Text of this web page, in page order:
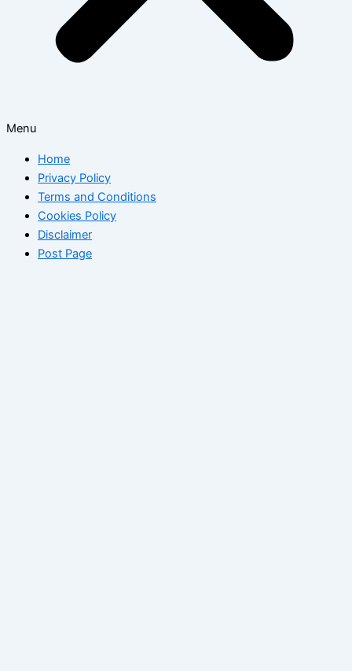
Menu
Home
Privacy Policy
Terms and Conditions
Cookies Policy
Disclaimer
Post Page